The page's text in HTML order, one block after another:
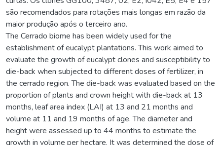
são recomendados para rotações mais longas em razão da
maior produção após o terceiro ano.
The Cerrado biome has been widely used for the
establishment of eucalypt plantations. This work aimed to
evaluate the growth of eucalypt clones and susceptibility to
die-back when subjected to different doses of fertilizer, in
the cerrado region. The die-back was evaluated based on the
proportion of plants and crown height with die-back at 13
months, leaf area index (LAI) at 13 and 21 months and
volume at 11 and 19 months of age. The diameter and
height were assessed up to 44 months to estimate the
growth in volume per hectare. It was determined the dose of